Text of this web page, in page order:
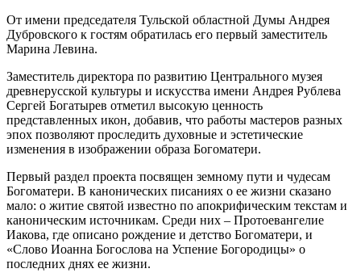
От имени председателя Тульской областной Думы Андрея
Дубровского к гостям обратилась его первый заместитель
Марина Левина.
Заместитель директора по развитию Центрального музея
древнерусской культуры и искусства имени Андрея Рублева
Сергей Богатырев отметил высокую ценность
представленных икон, добавив, что работы мастеров разных
эпох позволяют проследить духовные и эстетические
изменения в изображении образа Богоматери.
Первый раздел проекта посвящен земному пути и чудесам
Богоматери. В канонических писаниях о ее жизни сказано
мало: о житие святой известно по апокрифическим текстам и
каноническим источникам. Среди них – Протоевангелие
Иакова, где описано рождение и детство Богоматери, и
«Слово Иоанна Богослова на Успение Богородицы» о
последних днях ее жизни.